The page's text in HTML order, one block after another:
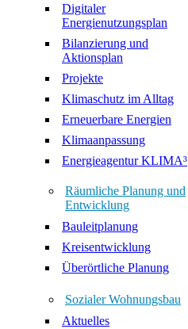
Digitaler
Energienutzungsplan
Bilanzierung und
Aktionsplan
Projekte
Klimaschutz im Alltag
Erneuerbare Energien
Klimaanpassung
Energieagentur KLIMA³
Räumliche Planung und
Entwicklung
Bauleitplanung
Kreisentwicklung
Überörtliche Planung
Sozialer Wohnungsbau
Aktuelles